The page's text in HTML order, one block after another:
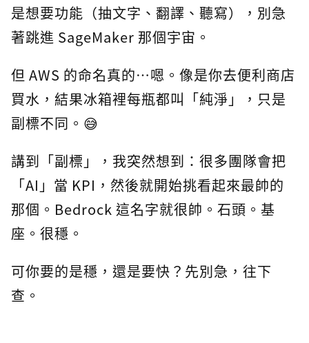
是想要功能（抽文字、翻譯、聽寫），別急
著跳進 SageMaker 那個宇宙。
但 AWS 的命名真的…嗯。像是你去便利商店
買水，結果冰箱裡每瓶都叫「純淨」，只是
副標不同。😅
講到「副標」，我突然想到：很多團隊會把
「AI」當 KPI，然後就開始挑看起來最帥的
那個。Bedrock 這名字就很帥。石頭。基
座。很穩。
可你要的是穩，還是要快？先別急，往下
查。